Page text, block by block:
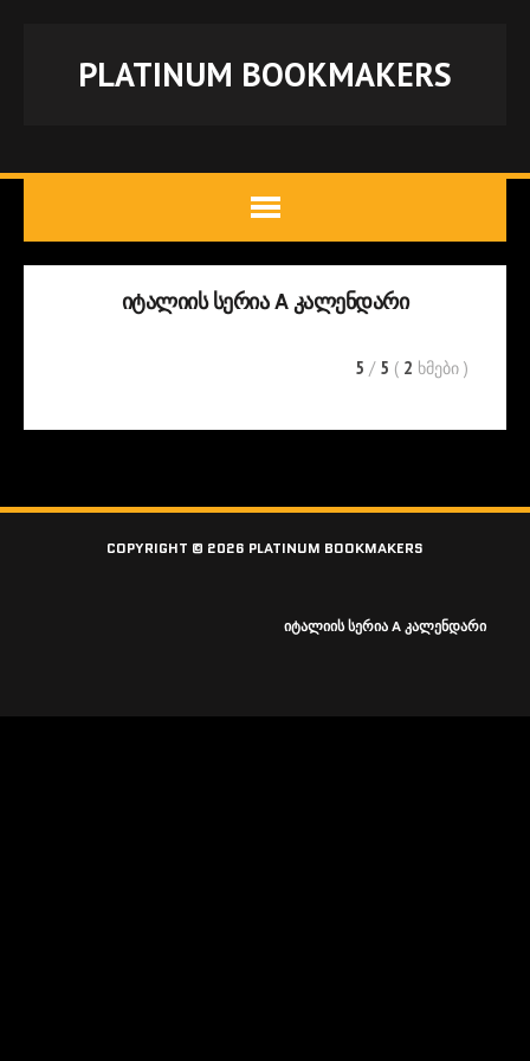
PLATINUM BOOKMAKERS
ᲘᲢᲐᲚᲘᲘᲡ ᲡᲔᲠᲘᲐ A ᲙᲐᲚᲔᲜᲓᲐᲠᲘ
5 / 5 ( 2 ხმები )
COPYRIGHT © 2026 PLATINUM BOOKMAKERS
ᲘᲢᲐᲚᲘᲘᲡ ᲡᲔᲠᲘᲐ A ᲙᲐᲚᲔᲜᲓᲐᲠᲘ